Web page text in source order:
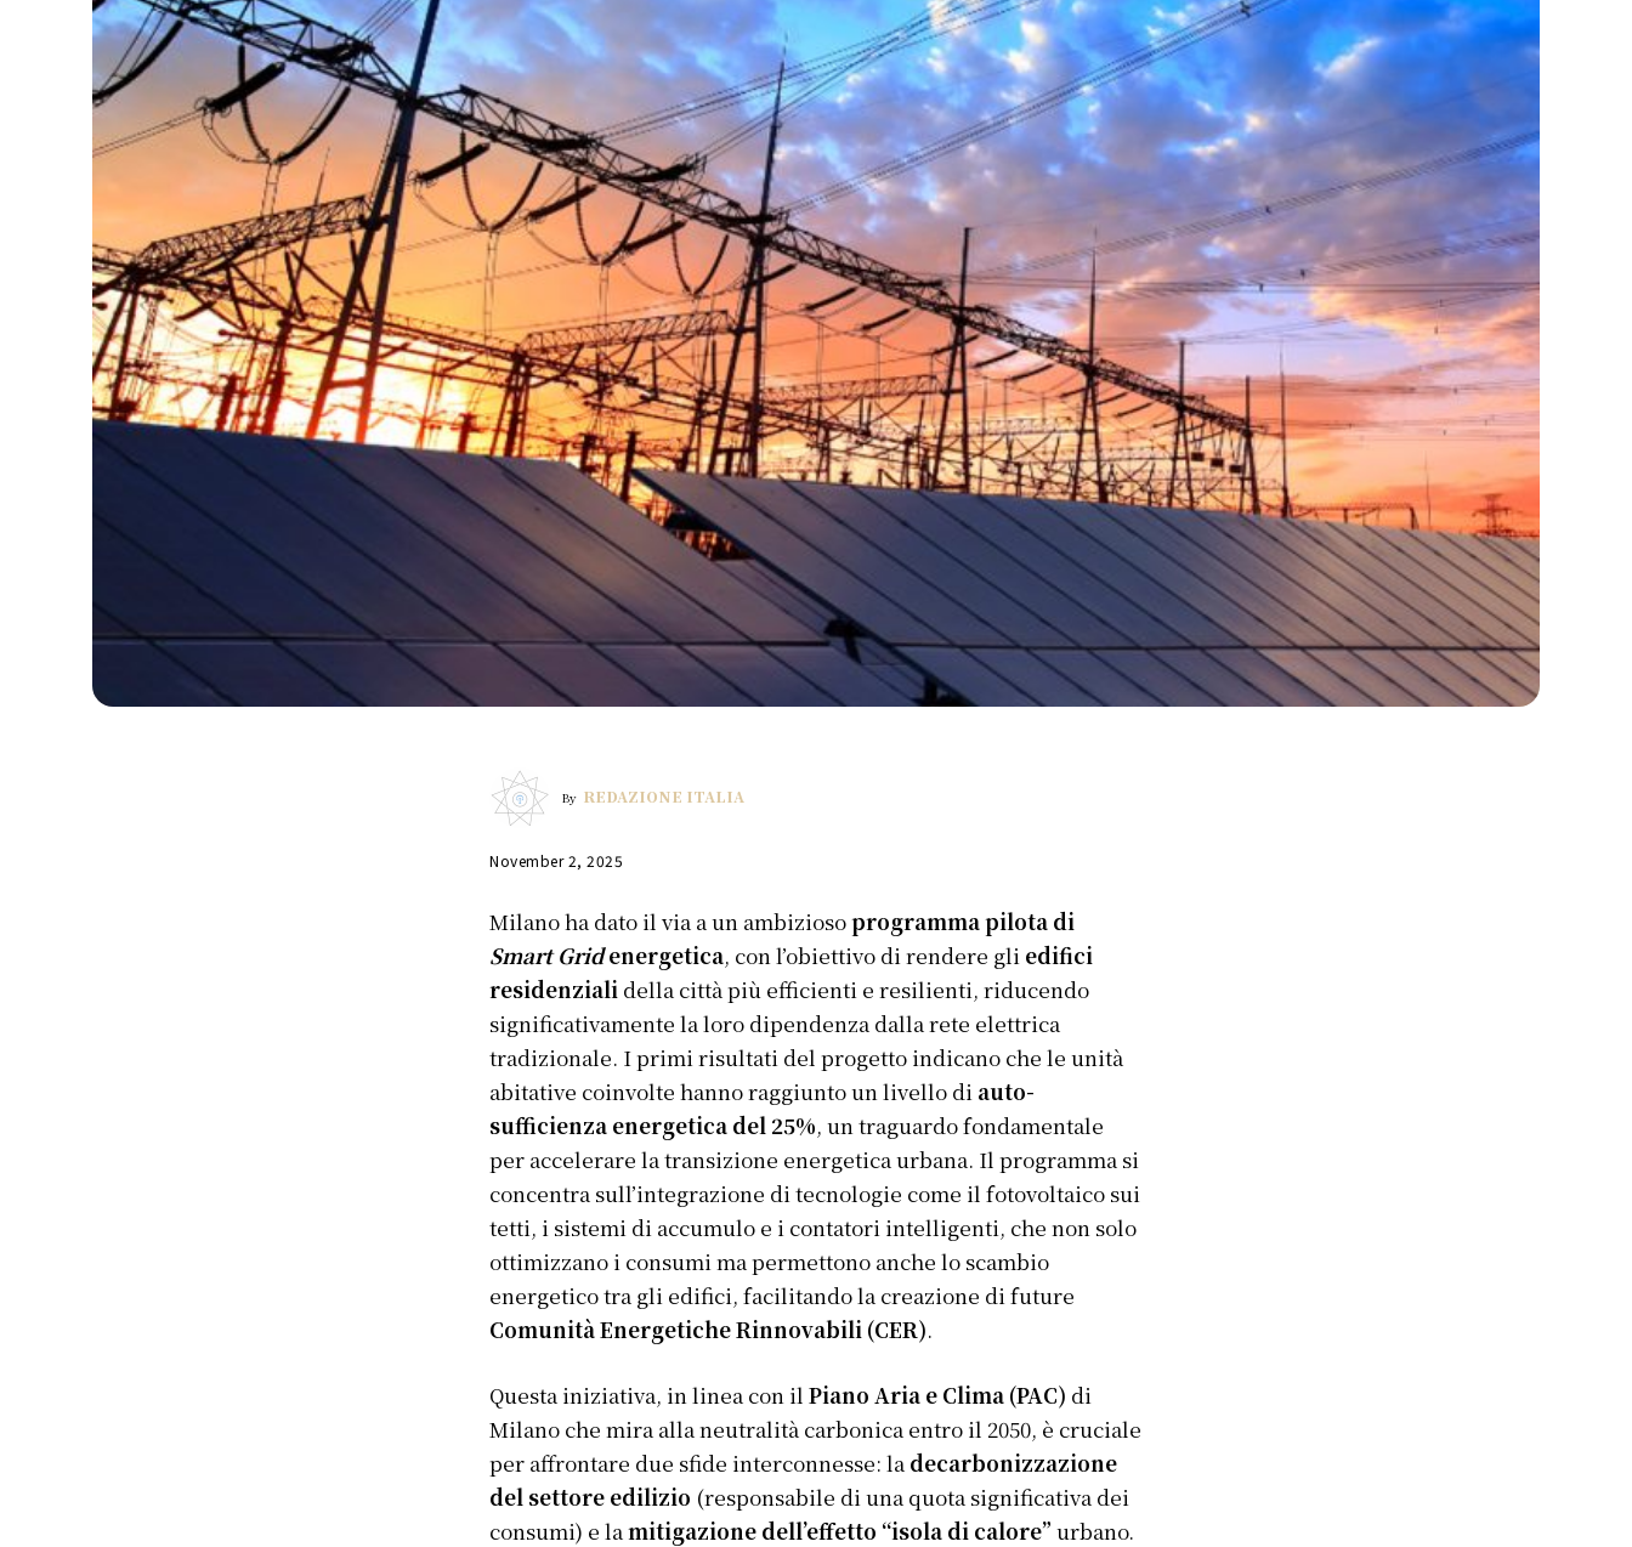
By REDAZIONE ITALIA
November 2, 2025
Milano ha dato il via a un ambiziosoprogramma pilota di
Smart Gridenergetica, con l’obiettivo di rendere gli edifici
residenziali della città più efficienti e resilienti, riducendo
significativamente la loro dipendenza dalla rete elettrica
tradizionale. I primi risultati del progetto indicano che le unità
abitative coinvolte hanno raggiunto un livello di auto-
sufficienza energetica del 25%, un traguardo fondamentale
per accelerare la transizione energetica urbana. Il programma si
concentra sull’integrazione di tecnologie come il fotovoltaico sui
tetti, i sistemi di accumulo e i contatori intelligenti, che non solo
ottimizzano i consumi ma permettono anche lo scambio
energetico tra gli edifici, facilitando la creazione di future
Comunità Energetiche Rinnovabili (CER).
Questa iniziativa, in linea con ilPiano Aria e Clima (PAC) di
Milano che mira alla neutralità carbonica entro il 2050, è cruciale
per affrontare due sfide interconnesse: la decarbonizzazione
del settore edilizio (responsabile di una quota significativa dei
consumi) e lamitigazione dell’effetto “isola di calore” urbano.